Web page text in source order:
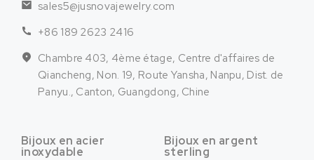
sales5@jusnovajewelry.com
+86 189 2623 2416
Chambre 403, 4ème étage, Centre d'affaires de
Qiancheng, Non. 19, Route Yansha, Nanpu, Dist. de
Panyu., Canton, Guangdong, Chine
Bijoux en acier
inoxydable
Bijoux en argent
sterling